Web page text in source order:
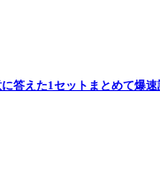
答えた1セットまとめて爆速